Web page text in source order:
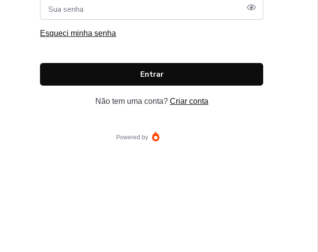
Esqueci minha senha
Entrar
Não tem uma conta? Criar conta
Powered by